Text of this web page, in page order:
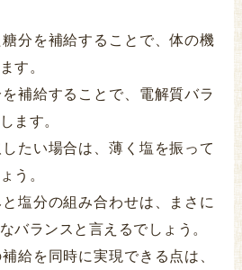
分を補給することで、体の機
す。
補給することで、電解質バラ
ます。
たい場合は、薄く塩を振って
う。
塩分の組み合わせは、まさに
バランスと言えるでしょう。
給を同時に実現できる点は、